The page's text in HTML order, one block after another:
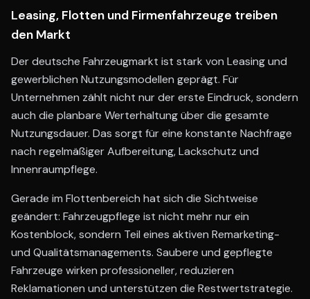
Leasing, Flotten und Firmenfahrzeuge treiben
den Markt
Der deutsche Fahrzeugmarkt ist stark von Leasing und
gewerblichen Nutzungsmodellen geprägt. Für
Unternehmen zählt nicht nur der erste Eindruck, sondern
auch die planbare Werterhaltung über die gesamte
Nutzungsdauer. Das sorgt für eine konstante Nachfrage
nach regelmäßiger Aufbereitung, Lackschutz und
Innenraumpflege.
Gerade im Flottenbereich hat sich die Sichtweise
geändert: Fahrzeugpflege ist nicht mehr nur ein
Kostenblock, sondern Teil eines aktiven Remarketing-
und Qualitätsmanagements. Saubere und gepflegte
Fahrzeuge wirken professioneller, reduzieren
Reklamationen und unterstützen die Restwertstrategie.